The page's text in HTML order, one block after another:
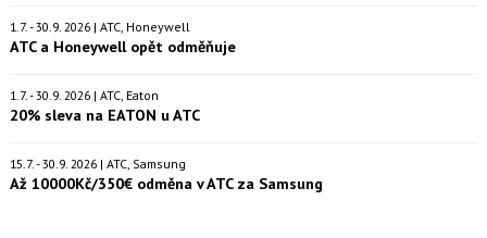
1.7. - 30.9. 2026 | ATC, Honeywell
ATC a Honeywell opět odměňuje
1.7. - 30.9. 2026 | ATC, Eaton
20% sleva na EATON u ATC
15.7. - 30.9. 2026 | ATC, Samsung
Až 10000Kč/350€ odměna v ATC za Samsung